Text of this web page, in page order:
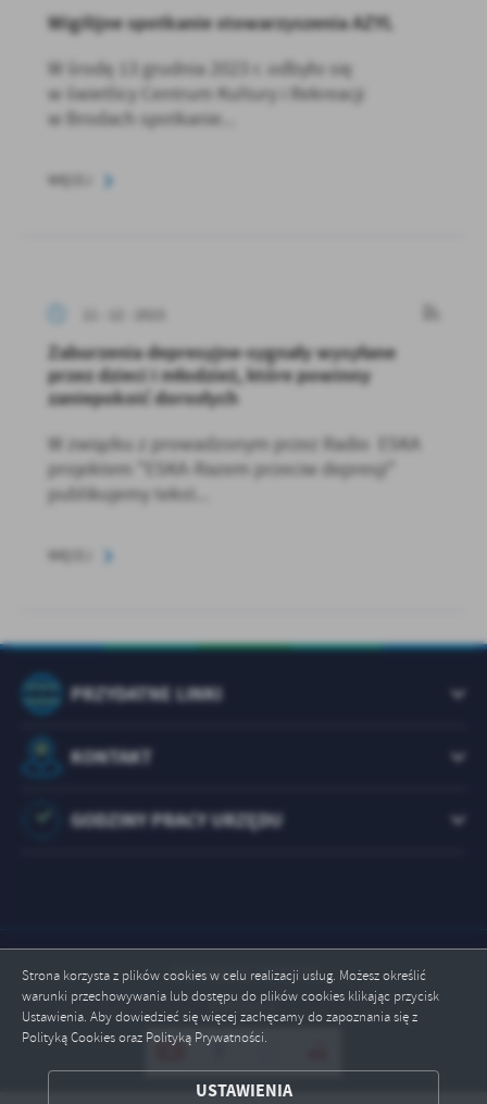
Strona korzysta z plików cookies w celu realizacji usług. Możesz określić
warunki przechowywania lub dostępu do plików cookies klikając przycisk
Ustawienia. Aby dowiedzieć się więcej zachęcamy do zapoznania się z
Polityką Cookies oraz Polityką Prywatności.
USTAWIENIA
ZAPISZ WYBRANE
Wigilijne spotkanie stowarzyszenia AZYL
W środę 13 grudnia 2023 r. odbyło się
w świetlicy Centrum Kultury i Rekreacji
w Brodach spotkanie...
Zaburzenia depresyjne-sygnały wysyłane
przez dzieci i młodzież, które powinny
zaniepokoić dorosłych
W związku z prowadzonym przez Radio ESKA
projektem "ESKA-Razem przeciw depresji"
publikujemy tekst...
PRZYDATNE LINKI
KONTAKT
GODZINY PRACY URZĘDU
Odwiedzin: 1073474
Online: 1